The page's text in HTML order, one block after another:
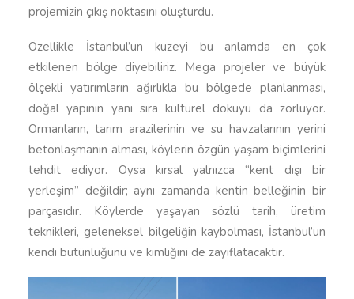
projemizin çıkış noktasını oluşturdu.
Özellikle İstanbul’un kuzeyi bu anlamda en çok
etkilenen bölge diyebiliriz. Mega projeler ve büyük
ölçekli yatırımların ağırlıkla bu bölgede planlanması,
doğal yapının yanı sıra kültürel dokuyu da zorluyor.
Ormanların, tarım arazilerinin ve su havzalarının yerini
betonlaşmanın alması, köylerin özgün yaşam biçimlerini
tehdit ediyor. Oysa kırsal yalnızca “kent dışı bir
yerleşim” değildir; aynı zamanda kentin belleğinin bir
parçasıdır. Köylerde yaşayan sözlü tarih, üretim
teknikleri, geleneksel bilgeliğin kaybolması, İstanbul’un
kendi bütünlüğünü ve kimliğini de zayıflatacaktır.